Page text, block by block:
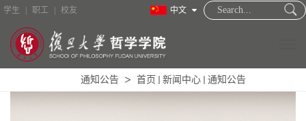
中文
学生 职工 校友
通知公告 首页 新闻中心 通知公告